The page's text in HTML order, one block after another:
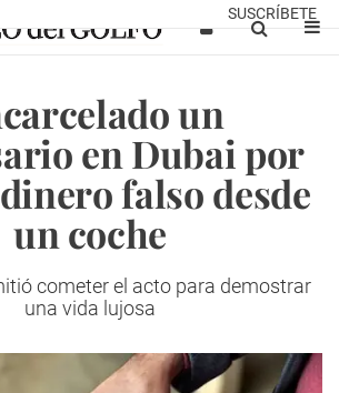
SUSCRÍBETE
un
en Dubai por
falso desde
un coche
cometer el acto para demostrar
una vida lujosa